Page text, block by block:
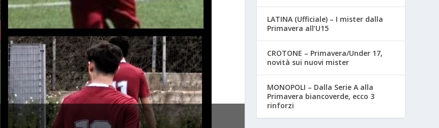
LATINA (Ufficiale) – I mister dalla
Primavera all’U15
CROTONE – Primavera/Under 17,
novità sui nuovi mister
MONOPOLI – Dalla Serie A alla
Primavera biancoverde, ecco 3
rinforzi